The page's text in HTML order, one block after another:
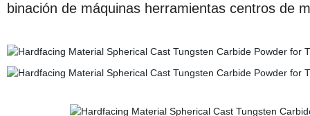
binación de máquinas herramientas centros de